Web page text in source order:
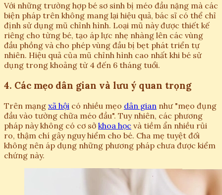
Với những trường hợp bé sơ sinh bị méo đầu nặng mà các
biện pháp trên không mang lại hiệu quả, bác sĩ có thể chỉ
định sử dụng mũ chỉnh hình. Loại mũ này được thiết kế
riêng cho từng bé, tạo áp lực nhẹ nhàng lên các vùng
đầu phồng và cho phép vùng đầu bị bẹt phát triển tự
nhiên. Hiệu quả của mũ chỉnh hình cao nhất khi bé sử
dụng trong khoảng từ 4 đến 6 tháng tuổi.
4. Các mẹo dân gian và lưu ý quan trọng
Trên mạng xã hội có nhiều mẹo dân gian như "mẹo đụng
đầu vào tường chữa méo đầu". Tuy nhiên, các phương
pháp này không có cơ sở khoa học và tiềm ẩn nhiều rủi
ro, thậm chí gây nguy hiểm cho bé. Cha mẹ tuyệt đối
không nên áp dụng những phương pháp chưa được kiểm
chứng này.